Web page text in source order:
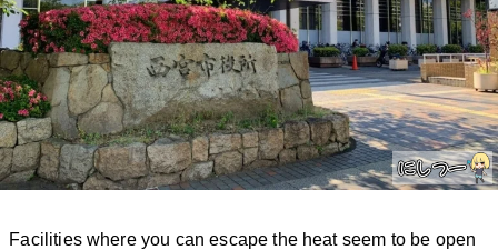
Facilities where you can escape the heat seem to be open